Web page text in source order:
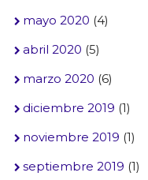
mayo 2020 (4)
abril 2020 (5)
marzo 2020 (6)
diciembre 2019 (1)
noviembre 2019 (1)
septiembre 2019 (1)